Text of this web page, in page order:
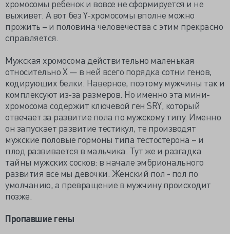
хромосомы ребенок и вовсе не сформируется и не
выживет. А вот без Y-хромосомы вполне можно
прожить – и половина человечества с этим прекрасно
справляется.
Мужская хромосома действительно маленькая
относительно Х — в ней всего порядка сотни генов,
кодирующих белки. Наверное, поэтому мужчины так и
комплексуют из-за размеров. Но именно эта мини-
хромосома содержит ключевой ген SRY, который
отвечает за развитие пола по мужскому типу. Именно
он запускает развитие тестикул, те производят
мужские половые гормоны типа тестостерона – и
плод развивается в мальчика. Тут же и разгадка
тайны мужских сосков: в начале эмбрионального
развития все мы девочки. Женский пол - пол по
умолчанию, а превращение в мужчину происходит
позже.
Пропавшие гены